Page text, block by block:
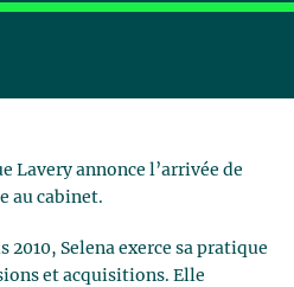
Lavery annonce l’arrivée de
au cabinet.
2010, Selena exerce sa pratique
et acquisitions. Elle